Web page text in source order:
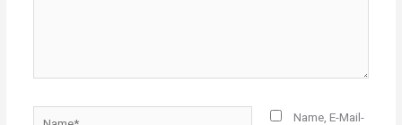
Name, E-Mail-